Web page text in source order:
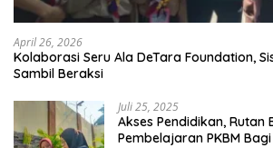
April 26, 2026
Kolaborasi Seru Ala DeTara Foundation,
Sambil Beraksi
Juli 25, 2025
Akses Pendidikan, Rutan
Pembelajaran PKBM